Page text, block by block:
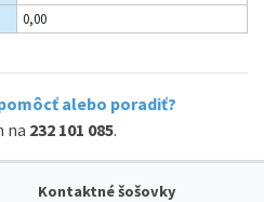
0,00
alebo poradiť?
na 232 101 085.
Kontaktné šošovky